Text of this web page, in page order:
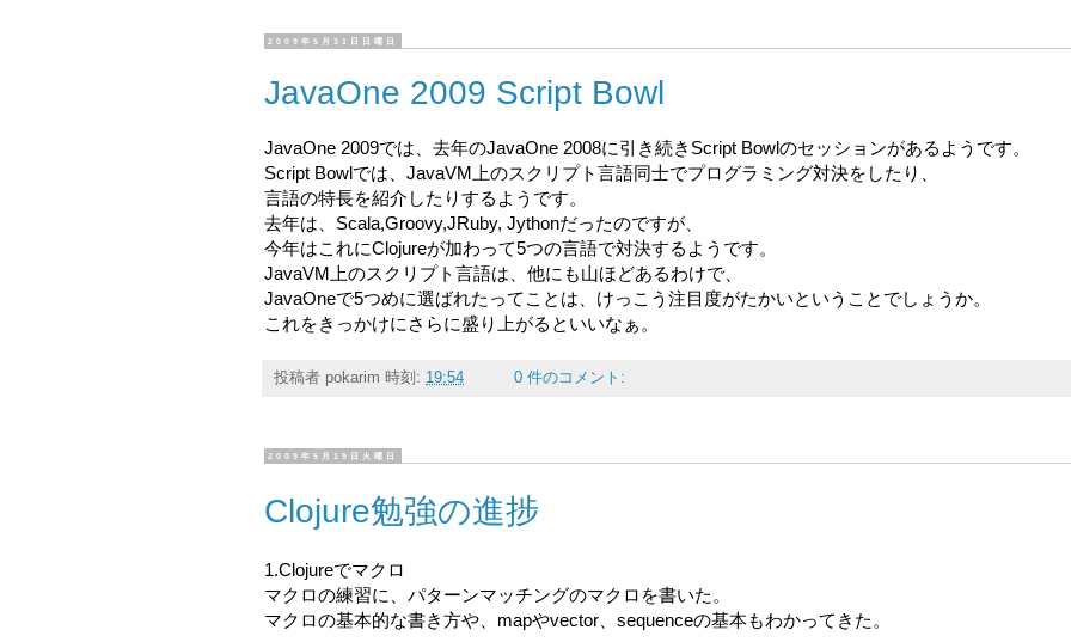
2009年5月31日日曜日
JavaOne 2009 Script Bowl
JavaOne 2009では、去年のJavaOne 2008に引き続きScript Bowlのセッションがあるようです。
Script Bowlでは、JavaVM上のスクリプト言語同士でプログラミング対決をしたり、
言語の特長を紹介したりするようです。
去年は、Scala,Groovy,JRuby, Jythonだったのですが、
今年はこれにClojureが加わって5つの言語で対決するようです。
JavaVM上のスクリプト言語は、他にも山ほどあるわけで、
JavaOneで5つめに選ばれたってことは、けっこう注目度がたかいということでしょうか。
これをきっかけにさらに盛り上がるといいなぁ。
投稿者 pokarim 時刻: 19:54 0 件のコメント:
2009年5月19日火曜日
Clojure勉強の進捗
1.Clojureでマクロ
マクロの練習に、パターンマッチングのマクロを書いた。
マクロの基本的な書き方や、mapやvector、sequenceの基本もわかってきた。